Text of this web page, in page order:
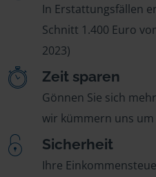
In Erstattungsfällen
Schnitt 1.400 Euro
2023)
Zeit sparen
Gönnen Sie sich
wir kümmern uns
Sicherheit
Ihre